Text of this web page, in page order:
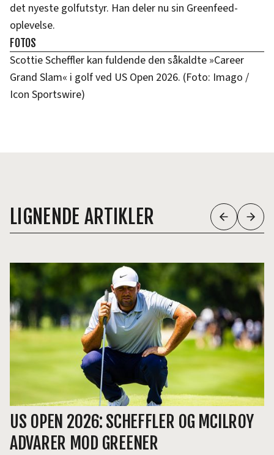
det nyeste golfutstyr. Han deler nu sin Greenfeed-
oplevelse.
FOTOS
Scottie Scheffler kan fuldende den såkaldte »Career
Grand Slam« i golf ved US Open 2026. (Foto: Imago /
Icon Sportswire)
LIGNENDE ARTIKLER
US OPEN 2026: SCHEFFLER OG MCILROY
ADVARER MOD GREENER